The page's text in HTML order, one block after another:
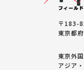
〒183-
東京都
東京外
アジア